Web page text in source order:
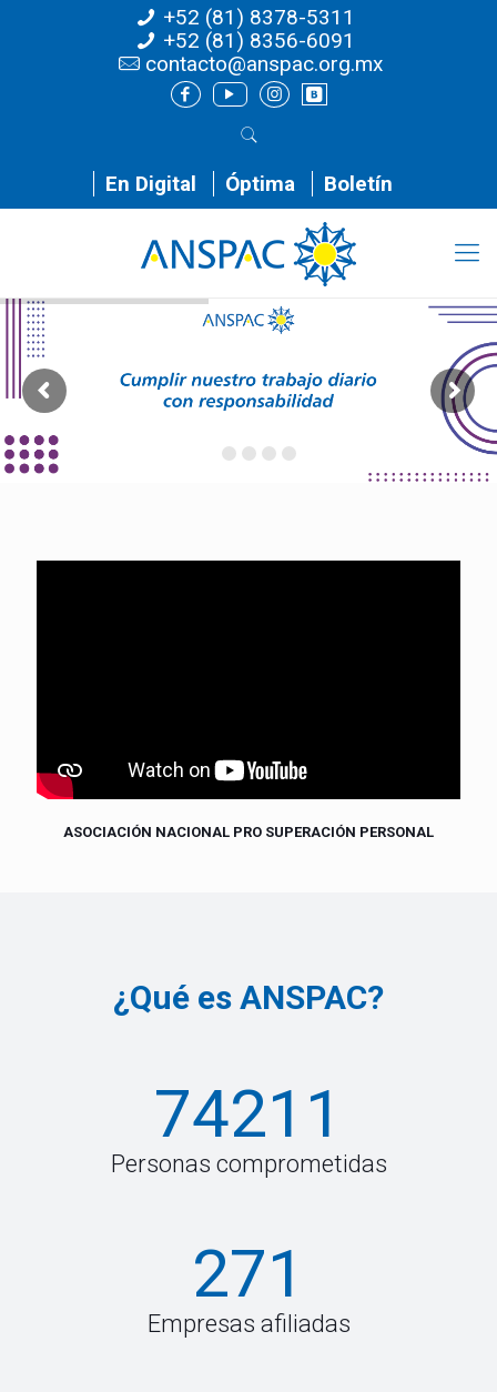
+52 (81) 8378-5311
+52 (81) 8356-6091
contacto@anspac.org.mx
En Digital Óptima Boletín
ASOCIACIÓN NACIONAL PRO SUPERACIÓN PERSONAL
¿Qué es ANSPAC?
74211
Personas comprometidas
271
Empresas afiliadas